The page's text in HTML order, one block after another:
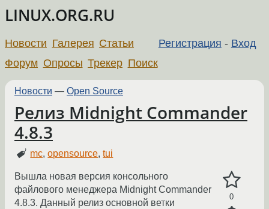
LINUX.ORG.RU
Регистрация - Вход
Новости Галерея Статьи
Форум Опросы Трекер Поиск
Новости — Open Source
Релиз Midnight Commander
4.8.3
mc,opensource,tui
0
Вышла новая версия консольного
файлового менеджера Midnight Commander
4.8.3. Данный релиз основной ветки